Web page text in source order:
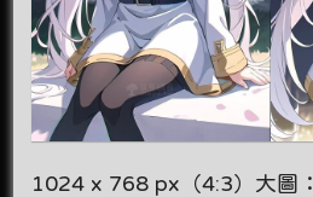
1024 x 768 px（4:3）大圖：